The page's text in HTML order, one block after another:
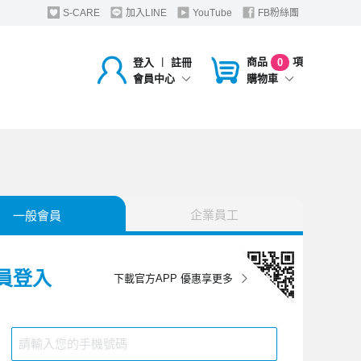
S-CARE 加入LINE YouTube FB粉絲團
登入 ︱
註冊
會員中心
商品 0
項
購物車
下載官方APP 優惠享更多
一般會員 企業員工
登入